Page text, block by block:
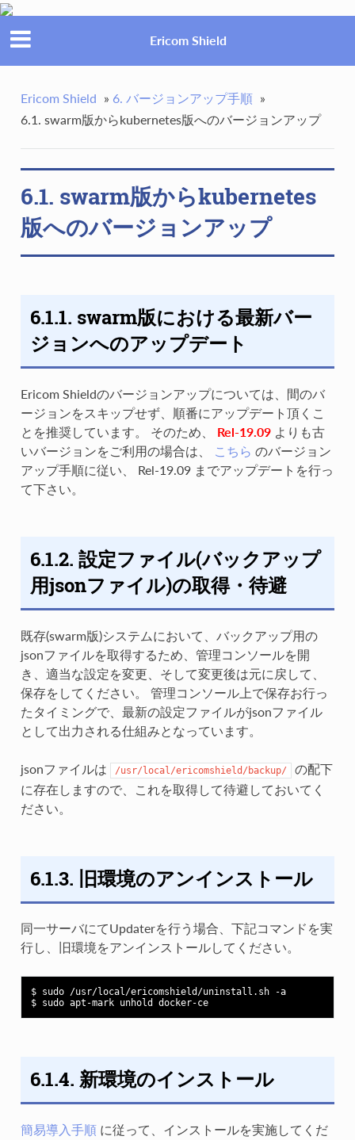
Ericom Shield
Ericom Shield » 6. バージョンアップ手順 »
6.1. swarm版からkubernetes版へのバージョンアップ
6.1. swarm版からkubernetes
版へのバージョンアップ
6.1.1. swarm版における最新バー
ジョンへのアップデート
Ericom Shieldのバージョンアップについては、間のバ
ージョンをスキップせず、順番にアップデート頂くこ
とを推奨しています。 そのため、 Rel-19.09よりも古
いバージョンをご利用の場合は、
こちら のバージョン
アップ手順に従い、 Rel-19.09 までアップデートを行っ
て下さい。
6.1.2. 設定ファイル(バックアップ
用jsonファイル)の取得・待避
既存(swarm版)システムにおいて、バックアップ用の
jsonファイルを取得するため、管理コンソールを開
き、適当な設定を変更、そして変更後は元に戻して、
保存をしてください。 管理コンソール上で保存お行っ
たタイミングで、最新の設定ファイルがjsonファイル
として出力される仕組みとなっています。
jsonファイルは /usr/local/ericomshield/backup/
の配下
に存在しますので、これを取得して待避しておいてく
ださい。
6.1.3. 旧環境のアンインストール
同一サーバにてUpdaterを行う場合、下記コマンドを実
行し、旧環境をアンインストールしてください。
$ sudo /usr/local/ericomshield/uninstall.sh -a
$ sudo apt-mark unhold docker-ce
6.1.4. 新環境のインストール
簡易導入手順に従って、インストールを実施してくだ